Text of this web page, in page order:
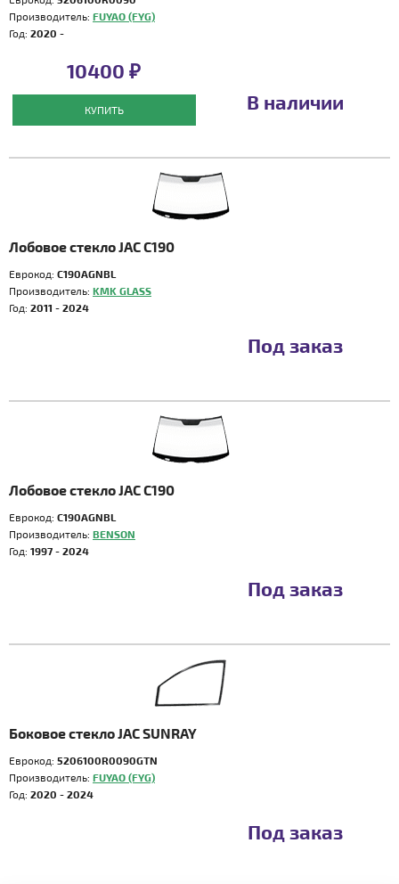
Производитель: FUYAO (FYG)
Год: 2020 -
10400 ₽
КУПИТЬ В наличии
Лобовое стекло JAC C190
Еврокод: C190AGNBL
Производитель: KMK GLASS
Год: 2011 - 2024
Под заказ
Лобовое стекло JAC C190
Еврокод: C190AGNBL
Производитель: BENSON
Год: 1997 - 2024
Под заказ
Боковое стекло JAC SUNRAY
Еврокод: 5206100R0090GTN
Производитель: FUYAO (FYG)
Год: 2020 - 2024
Под заказ